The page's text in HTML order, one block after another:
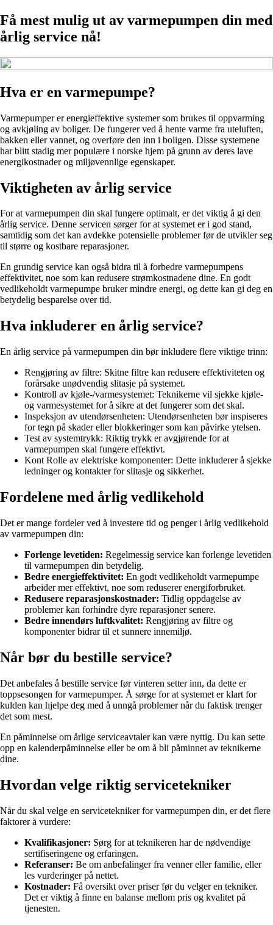
Få mest mulig ut av varmepumpen din med
årlig service nå!
Hva er en varmepumpe?
Varmepumper er energieffektive systemer som brukes til oppvarming
og avkjøling av boliger. De fungerer ved å hente varme fra uteluften,
bakken eller vannet, og overføre den inn i boligen. Disse systemene
har blitt stadig mer populære i norske hjem på grunn av deres lave
energikostnader og miljøvennlige egenskaper.
Viktigheten av årlig service
For at varmepumpen din skal fungere optimalt, er det viktig å gi den
årlig service. Denne servicen sørger for at systemet er i god stand,
samtidig som det kan avdekke potensielle problemer før de utvikler seg
til større og kostbare reparasjoner.
En grundig service kan også bidra til å forbedre varmepumpens
effektivitet, noe som kan redusere strømkostnadene dine. En godt
vedlikeholdt varmepumpe bruker mindre energi, og dette kan gi deg en
betydelig besparelse over tid.
Hva inkluderer en årlig service?
En årlig service på varmepumpen din bør inkludere flere viktige trinn:
Rengjøring av filtre: Skitne filtre kan redusere effektiviteten og
forårsake unødvendig slitasje på systemet.
Kontroll av kjøle-/varmesystemet: Teknikerne vil sjekke kjøle-
og varmesystemet for å sikre at det fungerer som det skal.
Inspeksjon av utendørsenheten: Utendørsenheten bør inspiseres
for tegn på skader eller blokkeringer som kan påvirke ytelsen.
Test av systemtrykk: Riktig trykk er avgjørende for at
varmepumpen skal fungere effektivt.
Kont Rolle av elektriske komponenter: Dette inkluderer å sjekke
ledninger og kontakter for slitasje og sikkerhet.
Fordelene med årlig vedlikehold
Det er mange fordeler ved å investere tid og penger i årlig vedlikehold
av varmepumpen din:
Forlenge levetiden: Regelmessig service kan forlenge levetiden
til varmepumpen din betydelig.
Bedre energieffektivitet: En godt vedlikeholdt varmepumpe
arbeider mer effektivt, noe som reduserer energiforbruket.
Redusere reparasjonskostnader: Tidlig oppdagelse av
problemer kan forhindre dyre reparasjoner senere.
Bedre innendørs luftkvalitet: Rengjøring av filtre og
komponenter bidrar til et sunnere innemiljø.
Når bør du bestille service?
Det anbefales å bestille service før vinteren setter inn, da dette er
toppsesongen for varmepumper. Å sørge for at systemet er klart for
kulden kan hjelpe deg med å unngå problemer når du faktisk trenger
det som mest.
En påminnelse om årlige serviceavtaler kan være nyttig. Du kan sette
opp en kalenderpåminnelse eller be om å bli påminnet av teknikerne
dine.
Hvordan velge riktig servicetekniker
Når du skal velge en servicetekniker for varmepumpen din, er det flere
faktorer å vurdere:
Kvalifikasjoner: Sørg for at teknikeren har de nødvendige
sertifiseringene og erfaringen.
Referanser: Be om anbefalinger fra venner eller familie, eller
les vurderinger på nettet.
Kostnader: Få oversikt over priser før du velger en tekniker.
Det er viktig å finne en balanse mellom pris og kvalitet på
tjenesten.